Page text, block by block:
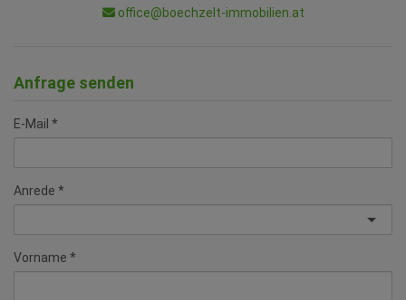
office@boechzelt-immobilien.at
Anfrage senden
E-Mail
Anrede
Vorname